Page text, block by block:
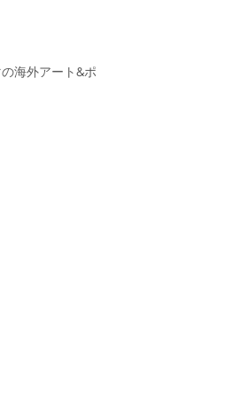
海外アート&ポ